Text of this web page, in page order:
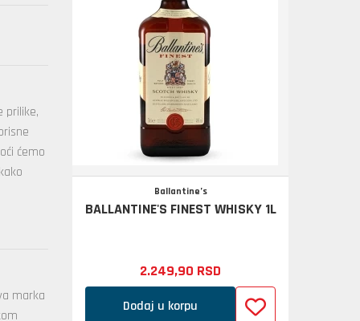
prilike,
ćemo
marka
Ballantine’s
BALLANTINE'S FINEST WHISKY 1L
2.249,90 RSD
Dodaj u korpu